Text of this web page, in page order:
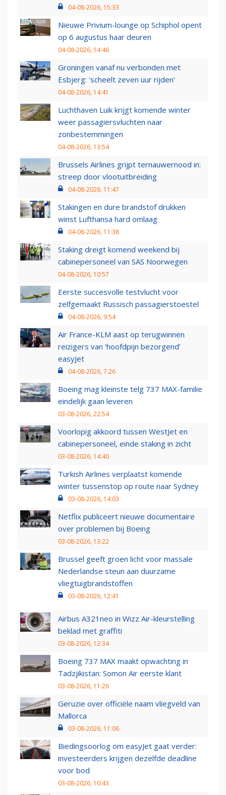
04-08-2026, 15:33
Nieuwe Privium-lounge op Schiphol opent
op 6 augustus haar deuren
04-08-2026, 14:46
Groningen vanaf nu verbonden met
Esbjerg: 'scheelt zeven uur rijden'
04-08-2026, 14:41
Luchthaven Luik krijgt komende winter
weer passagiersvluchten naar
zonbestemmingen
04-08-2026, 13:54
Brussels Airlines grijpt ternauwernood in:
streep door vlootuitbreiding
04-08-2026, 11:47
Stakingen en dure brandstof drukken
winst Lufthansa hard omlaag
04-08-2026, 11:38
Staking dreigt komend weekend bij
cabinepersoneel van SAS Noorwegen
04-08-2026, 10:57
Eerste succesvolle testvlucht voor
zelfgemaakt Russisch passagierstoestel
04-08-2026, 9:54
Air France-KLM aast op terugwinnen
reizigers van ‘hoofdpijn bezorgend’
easyJet
04-08-2026, 7:26
Boeing mag kleinste telg 737 MAX-familie
eindelijk gaan leveren
03-08-2026, 22:54
Voorlopig akkoord tussen WestJet en
cabinepersoneel, einde staking in zicht
03-08-2026, 14:40
Turkish Airlines verplaatst komende
winter tussenstop op route naar Sydney
03-08-2026, 14:03
Netflix publiceert nieuwe documentaire
over problemen bij Boeing
03-08-2026, 13:22
Brussel geeft groen licht voor massale
Nederlandse steun aan duurzame
vliegtuigbrandstoffen
03-08-2026, 12:41
Airbus A321neo in Wizz Air-kleurstelling
beklad met graffiti
03-08-2026, 12:34
Boeing 737 MAX maakt opwachting in
Tadzjikistan: Somon Air eerste klant
03-08-2026, 11:26
Geruzie over officiële naam vliegveld van
Mallorca
03-08-2026, 11:06
Biedingsoorlog om easyJet gaat verder:
investeerders krijgen dezelfde deadline
voor bod
03-08-2026, 10:43